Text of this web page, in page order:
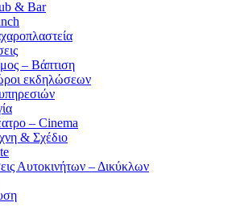
& Bar
– Βάπτιση
εκδηλώσεων
– Cinema
& Σχέδιο
Αυτοκινήτων – Δικύκλων